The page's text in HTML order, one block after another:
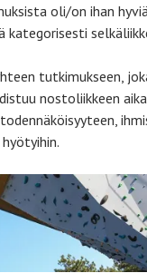
oli/on ihan
kategorisesti
tutkimukseen,
nostoliikkeen